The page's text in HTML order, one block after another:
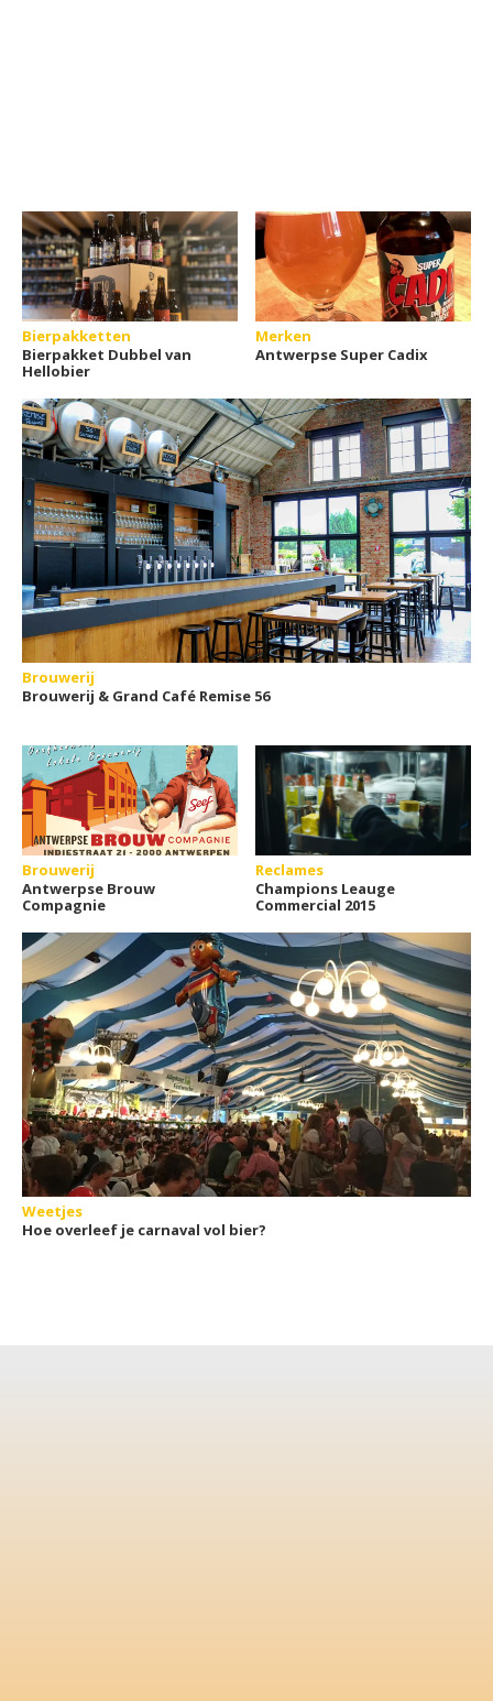
Bierpakketten
Bierpakket Dubbel van
Hellobier
Merken
Antwerpse Super Cadix
Brouwerij
Brouwerij & Grand Café Remise 56
Brouwerij
Antwerpse Brouw
Compagnie
Reclames
Champions Leauge
Commercial 2015
Weetjes
Hoe overleef je carnaval vol bier?